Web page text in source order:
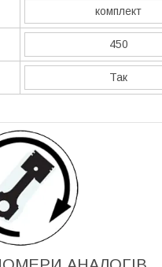
комплект
450
Так